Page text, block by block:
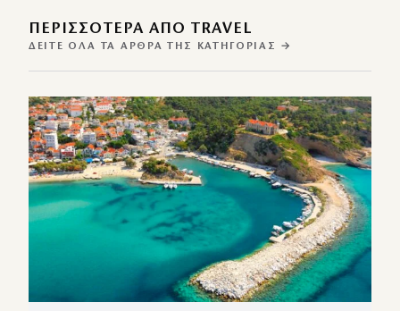
ΠΕΡΙΣΣΌΤΕΡΑ ΑΠΌ TRAVEL
ΔΕΊΤΕ ΌΛΑ ΤΑ ΆΡΘΡΑ ΤΗΣ ΚΑΤΗΓΟΡΊΑΣ →